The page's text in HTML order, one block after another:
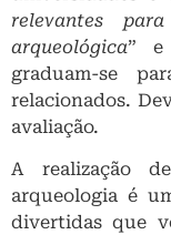
relevantes
arqueológica” e
graduam-se
relacionados.
avaliação.
A realização
arqueologia é
divertidas que